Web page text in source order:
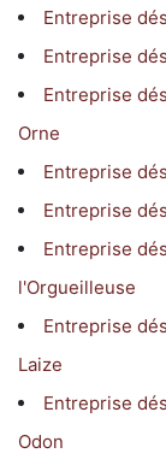
Entreprise
Entreprise
Entreprise
Orne
Entreprise
Entreprise
Entreprise
l'Orgueilleuse
Entreprise
Laize
Entreprise
Odon